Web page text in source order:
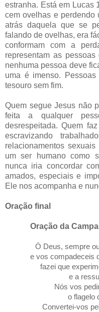
estranha. Está em Lucas
cem ovelhas e
atrás daquela que se
falando de ovelhas, era
conformam com a
representam as
nenhuma pessoa deve
uma é imenso.
tesouro sem fim.
Quem segue Jesus não
feita a qualquer
desrespeitada. Quem
escravizando
relacionamentos
um ser humano como
nunca iria concordar
amados, especiais e
Ele nos acompanha e
Oração final
Oração da
Ó Deus, sempre
e vos compadeceis
fazei que
e a
Nós vos
o flagelo
Convertei-vos